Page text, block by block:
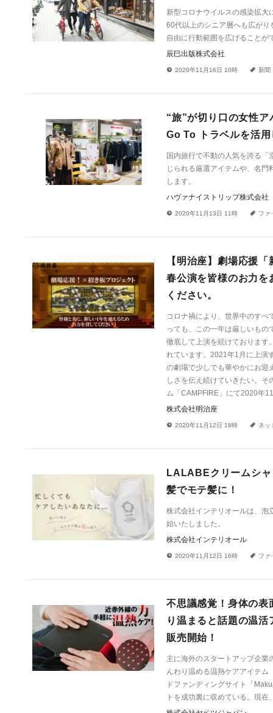
新型コロナウイルスの感染拡大
60代以上のシニア層へも広が
自由に行動範囲を広げることが
辰巳出版株式会社
! 2020年11月16日 10時 a 新聞
“旅”が切り口の女性
Go To トラベルを活
国内旅行で不動の人気を誇る
じられる厳選アイテムや、名
します。
ハヴァナイストリップ株式会社
! 2020年11月13日 11時 a ファ
【明治座】劇場応援
春公演を皆様のお力を
ください。
コロナ禍により、世界中のす
っても、この一年は厳しいも
徹底して上演を続けております
れています。2021年1月に上演
の劇場で少しでも華やかにお迎
しさを伝え続けていきたい。
ム「CAMPFIRE」にて2020年
株式会社明治座
! 2020年11月12日 18時 a ネッ
LALABEクリームシ
髪でモテ髪に！
株式会社インテリオールは、泡
始いたしました。
株式会社インテリオール
! 2020年11月12日 16時 a ファ
不思議感覚！身体の表
り温まると話題の温
販売開始！
主に海外のスタートアップ企業
んわり温める温熱ケアアイテ
ドファンディングサイト「
トを成功裏に収めている。現